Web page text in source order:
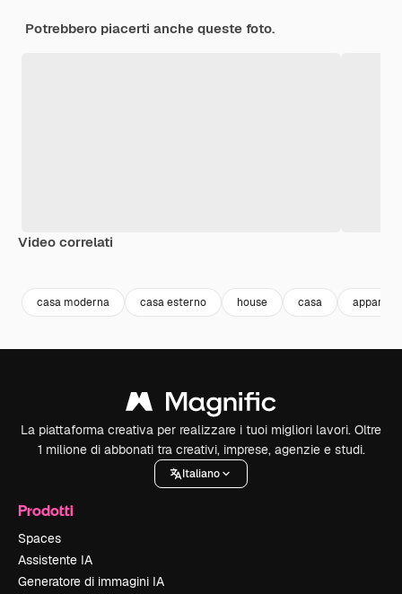
Potrebbero piacerti anche queste foto.
Video correlati
casa moderna casa esterno house casa
La piattaforma creativa per realizzare i tuoi migliori lavori. Oltre
1 milione di abbonati tra creativi, imprese, agenzie e studi.
Italiano
Prodotti
Spaces
Assistente IA
Generatore di immagini IA